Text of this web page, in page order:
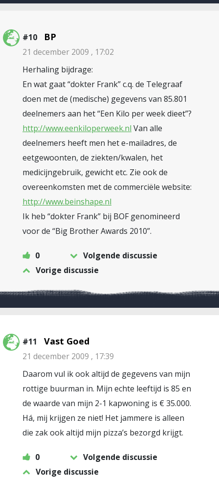
#10 BP
21 december 2009 , 17:02
Herhaling bijdrage:
En wat gaat “dokter Frank” c.q. de Telegraaf
doen met de (medische) gegevens van 85.801
deelnemers aan het “Een Kilo per week dieet”?
http://www.eenkiloperweek.nl Van alle
deelnemers heeft men het e-mailadres, de
eetgewoonten, de ziekten/kwalen, het
medicijngebruik, gewicht etc. Zie ook de
overeenkomsten met de commerciële website:
http://www.beinshape.nl
Ik heb “dokter Frank” bij BOF genomineerd
voor de “Big Brother Awards 2010”.
0
Volgende discussie
Vorige discussie
#11 Vast Goed
21 december 2009 , 17:39
Daarom vul ik ook altijd de gegevens van mijn
rottige buurman in. Mijn echte leeftijd is 85 en
de waarde van mijn 2-1 kapwoning is € 35.000.
Há, mij krijgen ze niet! Het jammere is alleen
die zak ook altijd mijn pizza’s bezorgd krijgt.
0
Volgende discussie
Vorige discussie